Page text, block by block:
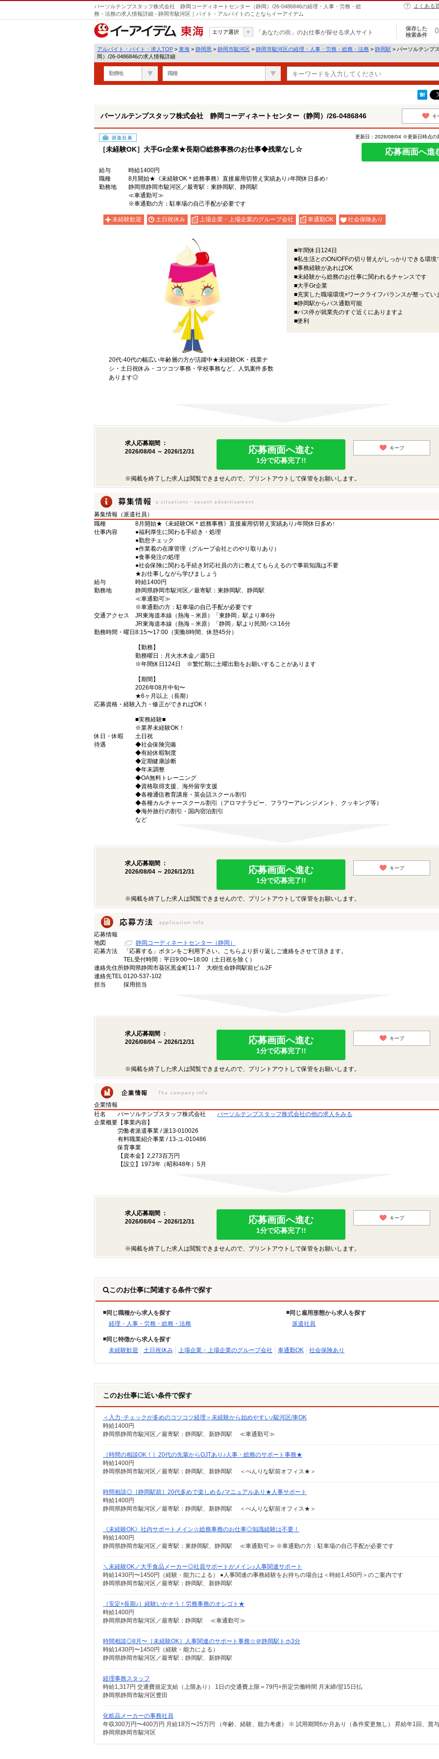
パーソルテンプスタッフ株式会社 静岡コーディネートセンター（静岡）/26-0486846の経理・人事・労務・総
務・法務の求人情報詳細 - 静岡市駿河区｜バイト・アルバイトのことならイーアイデム
よくある
東海
エリア選択 「あなたの街」のお仕事が探せる求人サイト
保存した
検索条件
0
アルバイト・バイト・求人TOP > 東海 > 静岡県 > 静岡市駿河区 > 静岡市駿河区の経理・人事・労務・総務・法務 > 静岡駅 > パーソルテンプ
岡）/26-0486846の求人情報詳細
勤務地 職種
パーソルテンプスタッフ株式会社 静岡コーディネートセンター（静岡）/26-0486846 キ
派遣社員
［未経験OK］大手Gr企業★長期◎総務事務のお仕事◆残業なし☆
更新日：2026/08/04 ※更新日時点の
応募画面へ進
給与
時給1400円
職種
8月開始★《未経験OK＊総務事務》直接雇用切替え実績あり♪年間休日多め↑
勤務地
静岡県静岡市駿河区／最寄駅：東静岡駅、静岡駅
≪車通勤可≫
※車通勤の方：駐車場の自己手配が必要です
未経験歓迎 土日祝休み 上場企業・上場企業のグループ会社 車通勤OK 社会保険あり
20代-40代の幅広い年齢層の方が活躍中★未経験OK・残業ナ
シ・土日祝休み・コツコツ事務・学校事務など、人気案件多数
あります◎
■年間休日124日
■私生活とのON/OFFの切り替えがしっかりできる環境
■事務経験があればOK
■未経験から総務のお仕事に関われるチャンスです
■大手Gr企業
■充実した職場環境×ワークライフバランスが整ってい
■静岡駅からバス通勤可能
■バス停が就業先のすぐ近くにありますよ
■便利
求人応募期間 ：
2026/08/04 ～ 2026/12/31
応募画面へ進む
1分で応募完了!!
キープ
※掲載を終了した求人は閲覧できませんので、プリントアウトして保管をお願いします。
募集情報（派遣社員）
職種
8月開始★《未経験OK＊総務事務》直接雇用切替え実績あり♪年間休日多め↑
仕事内容
●福利厚生に関わる手続き・処理
●勤怠チェック
●作業着の在庫管理（グループ会社とのやり取りあり）
●食事発注の処理
●社会保険に関わる手続き対応社員の方に教えてもらえるので事前知識は不要
★お仕事しながら学びましょう
給与
時給1400円
勤務地
静岡県静岡市駿河区／最寄駅：東静岡駅、静岡駅
≪車通勤可≫
※車通勤の方：駐車場の自己手配が必要です
交通アクセス
JR東海道本線（熱海－米原）「東静岡」駅より車6分
JR東海道本線（熱海－米原）「静岡」駅より民間バス16分
勤務時間・曜日 8:15〜17:00（実働8時間、休憩45分）
【勤務】
勤務曜日：月火水木金／週5日
※年間休日124日 ※繁忙期に土曜出勤をお願いすることがあります
【期間】
2026年08月中旬〜
★6ヶ月以上（長期）
応募資格・経験入力・修正ができればOK！
■実務経験■
※業界未経験OK！
休日・休暇
土日祝
待遇
◆社会保険完備
◆有給休暇制度
◆定期健康診断
◆年末調整
◆OA無料トレーニング
◆資格取得支援、海外留学支援
◆各種通信教育講座・英会話スクール割引
◆各種カルチャースクール割引（アロマテラピー、フラワーアレンジメント、クッキング等）
◆海外旅行の割引・国内宿泊割引
など
求人応募期間 ：
2026/08/04 ～ 2026/12/31
応募画面へ進む
1分で応募完了!!
キープ
※掲載を終了した求人は閲覧できませんので、プリントアウトして保管をお願いします。
応募情報
地図
静岡コーディネートセンター（静岡）
応募方法
「応募する」ボタンをご利用下さい。こちらより折り返しご連絡をさせて頂きます。
TEL受付時間：平日9:00〜18:00（土日祝を除く）
連絡先住所静岡県静岡市葵区黒金町11-7 大樹生命静岡駅前ビル2F
連絡先TEL0120-537-102
担当
採用担当
求人応募期間 ：
2026/08/04 ～ 2026/12/31
応募画面へ進む
1分で応募完了!!
キープ
※掲載を終了した求人は閲覧できませんので、プリントアウトして保管をお願いします。
企業情報
社名
パーソルテンプスタッフ株式会社
パーソルテンプスタッフ株式会社の他の求人をみる
企業概要 【事業内容】
労働者派遣事業 / 派13-010026
有料職業紹介事業 / 13-ユ-010486
保育事業
【資本金】2,273百万円
【設立】1973年（昭和48年）5月
求人応募期間 ：
2026/08/04 ～ 2026/12/31
応募画面へ進む
1分で応募完了!!
キープ
※掲載を終了した求人は閲覧できませんので、プリントアウトして保管をお願いします。
このお仕事に関連する条件で探す
同じ職種から求人を探す
経理・人事・労務・総務・法務
同じ雇用形態から求人を探す
派遣社員
同じ特徴から求人を探す
未経験歓迎
土日祝休み 上場企業・上場企業のグループ会社 車通勤OK 社会保険あり
このお仕事に近い条件で探す
＜入力･チェックが多めのコツコツ経理＞未経験から始めやすい♪駿河区/車OK
時給1400円
静岡県静岡市駿河区／最寄駅：静岡駅、新静岡駅 ≪車通勤可≫
［時間の相談OK！］20代の先輩からOJTあり♪人事・総務のサポート事務★
時給1400円
静岡県静岡市駿河区／最寄駅：静岡駅、新静岡駅 ＜べんりな駅前オフィス★＞
時間相談◎［静岡駅前］20代多めで楽しめる♪マニュアルあり★人事サポート
時給1400円
静岡県静岡市駿河区／最寄駅：静岡駅、新静岡駅 ＜べんりな駅前オフィス★＞
《未経験OK》社内サポートメイン☆総務事務のお仕事◎知識経験は不要！
時給1400円
静岡県静岡市駿河区／最寄駅：東静岡駅、静岡駅 ≪車通勤可≫ ※車通勤の方：駐車場の自己手配が必要です
＼未経験OK／大手食品メーカー◎社員サポートがメイン♪人事関連サポート
時給1430円〜1450円（経験・能力による） ●人事関連の事務経験をお持ちの場合は＜時給1,450円＞のご案内です
静岡県静岡市駿河区／最寄駅：静岡駅、新静岡駅
［安定×長期♪］経験いかそう！労務事務のオシゴト★
時給1400円
静岡県静岡市駿河区／最寄駅：静岡駅 ≪車通勤可≫
時間相談◎8月〜［未経験OK］人事関連のサポート事務☆＠静岡駅トホ3分
時給1430円〜1450円（経験・能力による）
静岡県静岡市駿河区／最寄駅：静岡駅、新静岡駅
経理事務スタッフ
時給1,317円 交通費規定支給（上限あり） 1日の交通費上限＝79円×所定労働時間 月末締/翌15日払
静岡県静岡市駿河区豊田
化粧品メーカーの事務社員
静岡県静岡市駿河区